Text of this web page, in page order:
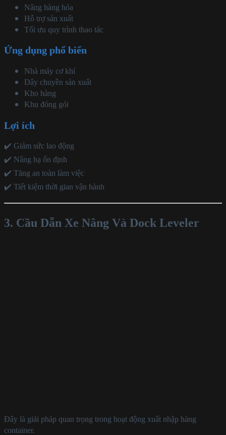
Nâng hàng hóa
Hỗ trợ sản xuất
Tối ưu quy trình thao tác
Ứng dụng phổ biến
Nhà máy cơ khí
Dây chuyền sản xuất
Kho hàng
Khu đóng gói
Lợi ích
✔️ Giảm sức lao động
✔️ Nâng hạ ổn định
✔️ Tăng an toàn làm việc
✔️ Tiết kiệm thời gian vận hành
3. Cầu Dẫn Xe Nâng Và Dock Leveler
Đây là giải pháp quan trọng trong hoạt động xuất nhập hàng
container.